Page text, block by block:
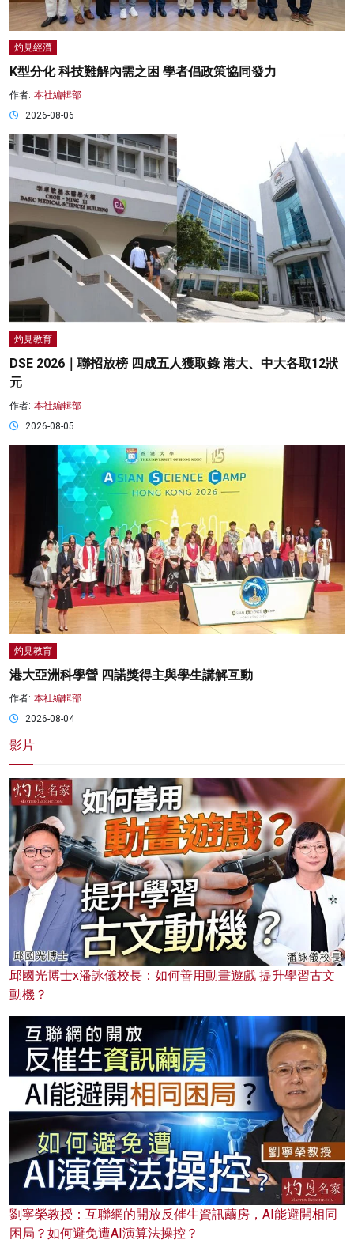
灼見經濟
K型分化 科技難解內需之困 學者倡政策協同發力
作者: 本社編輯部
2026-08-06
灼見教育
DSE 2026｜聯招放榜 四成五人獲取錄 港大、中大各取12狀
元
作者: 本社編輯部
2026-08-05
灼見教育
港大亞洲科學營 四諾獎得主與學生講解互動
作者: 本社編輯部
2026-08-04
影片
邱國光博士x潘詠儀校長：如何善用動畫遊戲 提升學習古文
動機？
劉寧榮教授：互聯網的開放反催生資訊繭房，AI能避開相同
困局？如何避免遭AI演算法操控？